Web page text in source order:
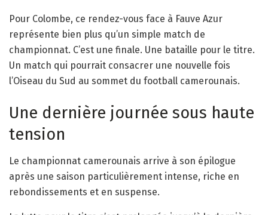
Pour Colombe, ce rendez-vous face à Fauve Azur
représente bien plus qu’un simple match de
championnat. C’est une finale. Une bataille pour le titre.
Un match qui pourrait consacrer une nouvelle fois
l’Oiseau du Sud au sommet du football camerounais.
Une dernière journée sous haute
tension
Le championnat camerounais arrive à son épilogue
après une saison particulièrement intense, riche en
rebondissements et en suspense.